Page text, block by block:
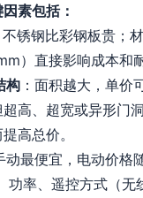
素包括：
不锈钢比彩钢板贵；
）直接影响成本和耐
构 ：面积越大，单价
高、超宽或异形门
高总价。
动最便宜，电动价格
功率、遥控方式（